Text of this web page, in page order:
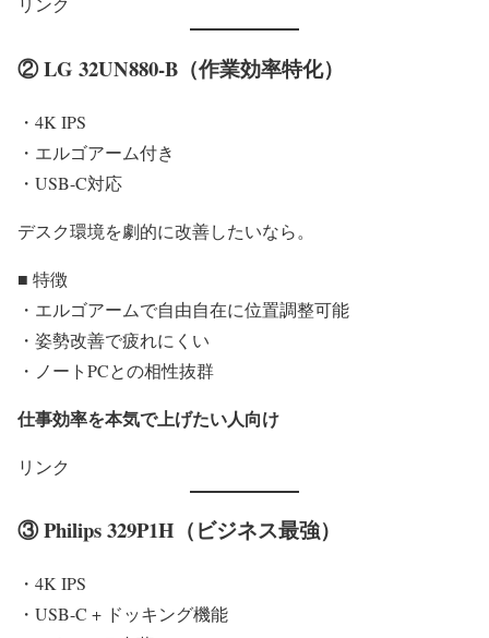
② LG 32UN880-B（作業効率特化）
・4K IPS
・エルゴアーム付き
・USB-C対応
デスク環境を劇的に改善したいなら。
■ 特徴
・エルゴアームで自由自在に位置調整可能
・姿勢改善で疲れにくい
・ノートPCとの相性抜群
仕事効率を本気で上げたい人向け
リンク
③ Philips 329P1H（ビジネス最強）
・4K IPS
・USB-C + ドッキング機能